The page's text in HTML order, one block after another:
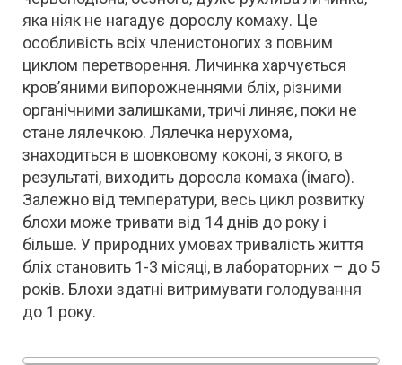
яка ніяк не нагадує дорослу комаху. Це
особливість всіх членистоногих з повним
циклом перетворення. Личинка харчується
кров’яними випорожненнями бліх, різними
органічними залишками, тричі линяє, поки не
стане лялечкою. Лялечка нерухома,
знаходиться в шовковому коконі, з якого, в
результаті, виходить доросла комаха (імаго).
Залежно від температури, весь цикл розвитку
блохи може тривати від 14 днів до року і
більше. У природних умовах тривалість життя
бліх становить 1-3 місяці, в лабораторних – до 5
років. Блохи здатні витримувати голодування
до 1 року.